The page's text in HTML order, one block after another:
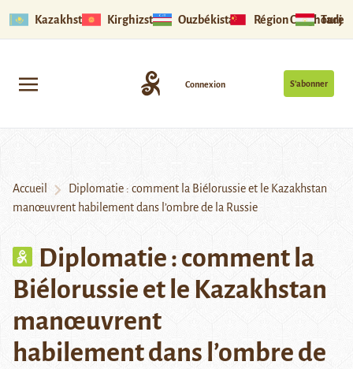
Kazakhstan Kirghizstan Ouzbékistan Région Ouïghoure
S’abonner
Connexion
Accueil
Diplomatie : comment la Biélorussie et le Kazakhstan
manœuvrent habilement dans l’ombre de la Russie
Diplomatie : comment la
Biélorussie et le Kazakhstan
manœuvrent
habilement dans l’ombre de